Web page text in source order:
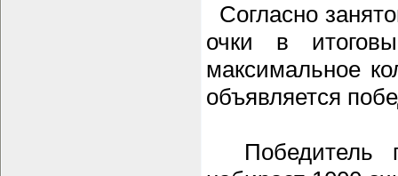
Согласно
очки в
максимальное
объявляется
Победитель